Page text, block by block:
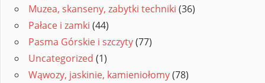
Muzea, skanseny, zabytki techniki (36)
Pałace i zamki (44)
Pasma Górskie i szczyty(77)
Uncategorized (1)
Wąwozy, jaskinie, kamieniołomy(78)